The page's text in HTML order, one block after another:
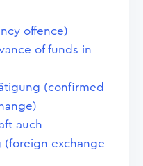
offence)
of funds in
(confirmed
auch
(foreign exchange